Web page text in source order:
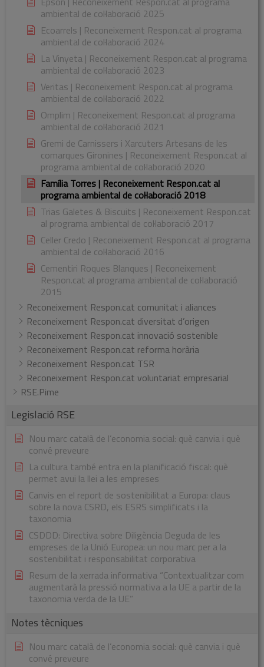
ambiental de col·laboració 2025
Ecoarrels | Reconeixement Respon.cat al programa
ambiental de col·laboració 2024
La Vinyeta | Reconeixement Respon.cat al programa
ambiental de col·laboració 2023
Veritas | Reconeixement Respon.cat al programa
ambiental de col·laboració 2022
Omplim | Reconeixement Respon.cat al programa
ambiental de col·laboració 2021
Gremi de Carnissers i Xarcuters Artesans de les
comarques Gironines | Reconeixement Respon.cat al
programa ambiental de col·laboració 2020
Família Torres | Reconeixement Respon.cat al
programa ambiental de col·laboració 2018
Trias Galetes & Biscuits | Reconeixement Respon.cat
al programa ambiental de col·laboració 2017
Celler Credo | Reconeixement Respon.cat al programa
ambiental de col·laboració 2016
Cementiri Roques Blanques | Reconeixement
Respon.cat al programa ambiental de col·laboració
2015
Reconeixement Respon.cat comunitat i aliances
Reconeixement Respon.cat diversitat d’origen
Reconeixement Respon.cat innovació sostenible
Reconeixement Respon.cat reforma horària
Reconeixement Respon.cat TSR
Reconeixement Respon.cat voluntariat empresarial
RSE.Pime
Legislació RSE
Nou marc català de l’economia social: què canvia i què
convé preveure
La cultura també entra en la planificació fiscal: què
permet avui la llei a les empreses
Canvis en el report de sostenibilitat a Europa: claus
sobre la nova CSRD, els ESRS simplificats i la
taxonomia
CSDDD: Directiva sobre Diligència Deguda de les
empreses de la Unió Europea: un nou marc per a la
sostenibilitat i responsabilitat corporativa
Resum de la xerrada informativa “Contextualitzar com
augmentarà la pressió normativa a la UE a partir de la
taxonomia verda de la UE”
Notes tècniques
Nou marc català de l’economia social: què canvia i què
convé preveure